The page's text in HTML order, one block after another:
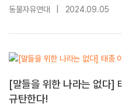
동물자유연대 2024.09.05
[말들을 위한 나라는 없다]
규탄한다!